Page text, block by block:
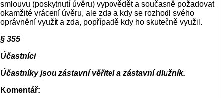
smlouvu (poskytnutí úvěru) vypovědět a současně požadovat
okamžité vrácení úvěru, ale zda a kdy se rozhodl svého
oprávnění využít a zda, popřípadě kdy ho skutečně využil.
§ 355
Účastníci
Účastníky jsou zástavní věřitel a zástavní dlužník.
Komentář: